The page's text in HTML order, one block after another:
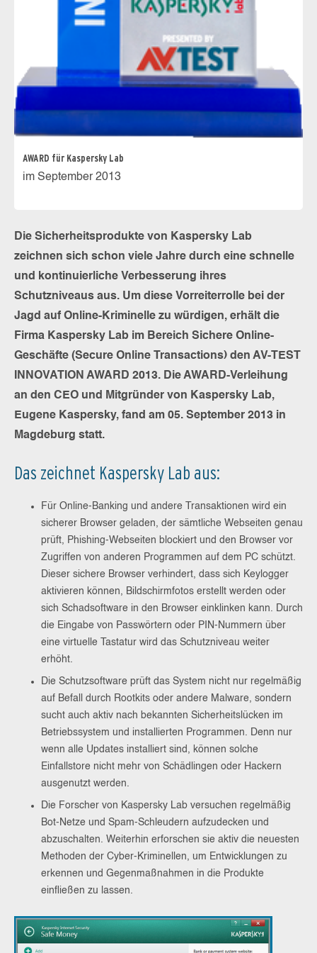
AWARD für Kaspersky Lab
im September 2013
Die Sicherheitsprodukte von Kaspersky Lab
zeichnen sich schon viele Jahre durch eine schnelle
und kontinuierliche Verbesserung ihres
Schutzniveaus aus. Um diese Vorreiterrolle bei der
Jagd auf Online-Kriminelle zu würdigen, erhält die
Firma Kaspersky Lab im Bereich Sichere Online-
Geschäfte (Secure Online Transactions) den AV-TEST
INNOVATION AWARD 2013. Die AWARD-Verleihung
an den CEO und Mitgründer von Kaspersky Lab,
Eugene Kaspersky, fand am 05. September 2013 in
Magdeburg statt.
Das zeichnet Kaspersky Lab aus:
Für Online-Banking und andere Transaktionen wird ein
sicherer Browser geladen, der sämtliche Webseiten genau
prüft, Phishing-Webseiten blockiert und den Browser vor
Zugriffen von anderen Programmen auf dem PC schützt.
Dieser sichere Browser verhindert, dass sich Keylogger
aktivieren können, Bildschirmfotos erstellt werden oder
sich Schadsoftware in den Browser einklinken kann. Durch
die Eingabe von Passwörtern oder PIN-Nummern über
eine virtuelle Tastatur wird das Schutzniveau weiter
erhöht.
Die Schutzsoftware prüft das System nicht nur regelmäßig
auf Befall durch Rootkits oder andere Malware, sondern
sucht auch aktiv nach bekannten Sicherheitslücken im
Betriebssystem und installierten Programmen. Denn nur
wenn alle Updates installiert sind, können solche
Einfallstore nicht mehr von Schädlingen oder Hackern
ausgenutzt werden.
Die Forscher von Kaspersky Lab versuchen regelmäßig
Bot-Netze und Spam-Schleudern aufzudecken und
abzuschalten. Weiterhin erforschen sie aktiv die neuesten
Methoden der Cyber-Kriminellen, um Entwicklungen zu
erkennen und Gegenmaßnahmen in die Produkte
einfließen zu lassen.